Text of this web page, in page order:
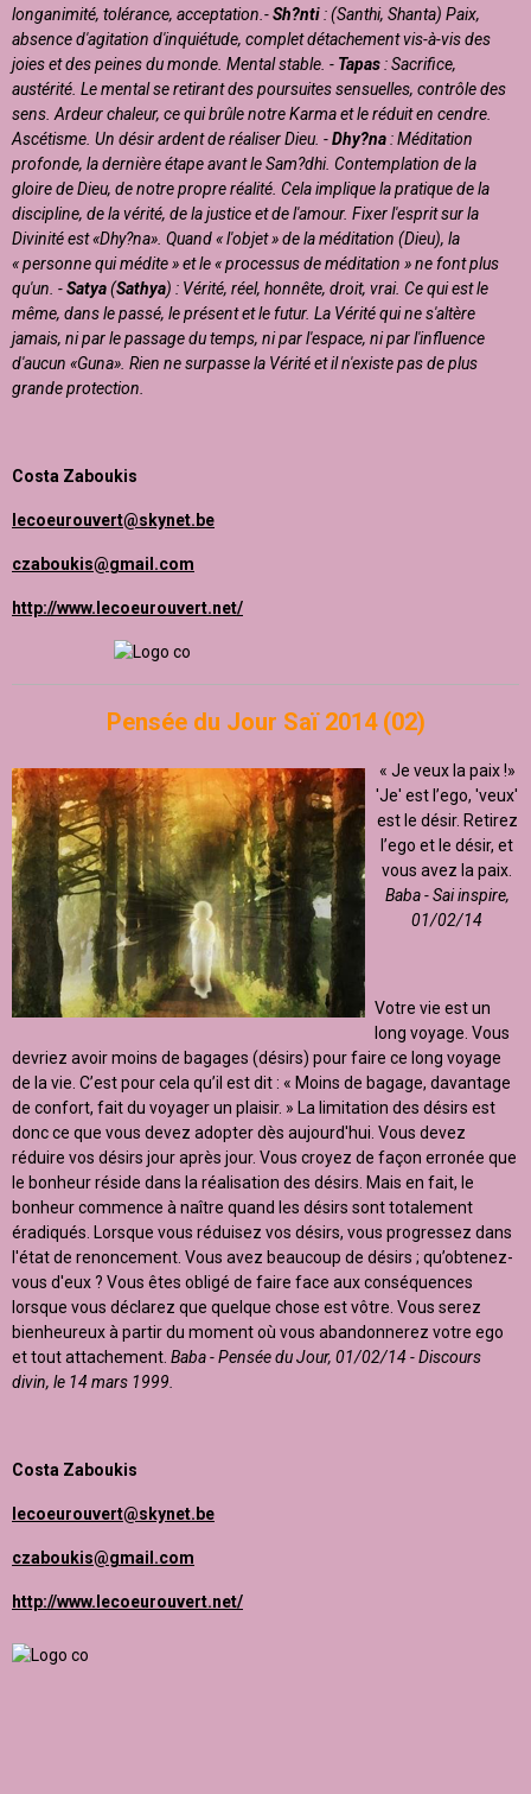
longanimité, tolérance, acceptation.-Sh?nti : (Santhi, Shanta) Paix,
absence d'agitation d'inquiétude, complet détachement vis-à-vis des
joies et des peines du monde. Mental stable. - Tapas : Sacrifice,
austérité. Le mental se retirant des poursuites sensuelles, contrôle des
sens. Ardeur chaleur, ce qui brûle notre Karma et le réduit en cendre.
Ascétisme. Un désir ardent de réaliser Dieu. -Dhy?na : Méditation
profonde, la dernière étape avant le Sam?dhi. Contemplation de la
gloire de Dieu, de notre propre réalité. Cela implique la pratique de la
discipline, de la vérité, de la justice et de l'amour. Fixer l'esprit sur la
Divinité est «Dhy?na». Quand « l'objet » de la méditation (Dieu), la
« personne qui médite » et le « processus de méditation » ne font plus
qu'un. -Satya(Sathya) : Vérité, réel, honnête, droit, vrai. Ce qui est le
même, dans le passé, le présent et le futur. La Vérité qui ne s'altère
jamais, ni par le passage du temps, ni par l'espace, ni par l'influence
d'aucun «Guna». Rien ne surpasse la Vérité et il n'existe pas de plus
grande protection.
Costa Zaboukis
lecoeurouvert@skynet.be
czaboukis@gmail.com
http://www.lecoeurouvert.net/
Pensée du Jour Saï 2014 (02)
« Je veux la paix !»
'Je' est l’ego, 'veux'
est le désir. Retirez
l’ego et le désir, et
vous avez la paix.
Baba - Sai inspire,
01/02/14
Votre vie est un
long voyage. Vous
devriez avoir moins de bagages (désirs) pour faire ce long voyage
de la vie. C’est pour cela qu’il est dit : « Moins de bagage, davantage
de confort, fait du voyager un plaisir. » La limitation des désirs est
donc ce que vous devez adopter dès aujourd'hui. Vous devez
réduire vos désirs jour après jour. Vous croyez de façon erronée que
le bonheur réside dans la réalisation des désirs. Mais en fait, le
bonheur commence à naître quand les désirs sont totalement
éradiqués. Lorsque vous réduisez vos désirs, vous progressez dans
l'état de renoncement. Vous avez beaucoup de désirs ; qu’obtenez-
vous d'eux ? Vous êtes obligé de faire face aux conséquences
lorsque vous déclarez que quelque chose est vôtre. Vous serez
bienheureux à partir du moment où vous abandonnerez votre ego
et tout attachement. Baba - Pensée du Jour, 01/02/14 - Discours
divin, le 14 mars 1999.
Costa Zaboukis
lecoeurouvert@skynet.be
czaboukis@gmail.com
http://www.lecoeurouvert.net/